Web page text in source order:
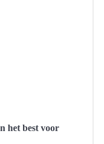
het best voor